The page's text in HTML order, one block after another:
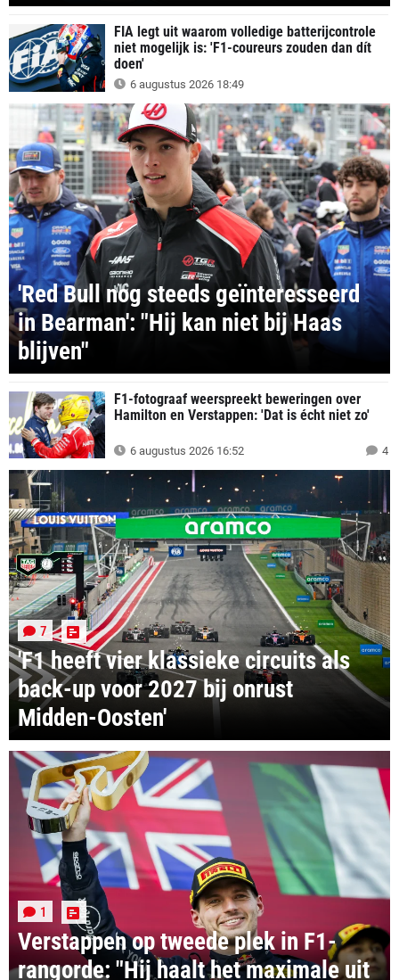
FIA legt uit waarom volledige batterijcontrole
niet mogelijk is: 'F1-coureurs zouden dan dít
doen'
6 augustus 2026 18:49
'Red Bull nog steeds geïnteresseerd
in Bearman': "Hij kan niet bij Haas
blijven"
F1-fotograaf weerspreekt beweringen over
Hamilton en Verstappen: 'Dat is écht niet zo'
6 augustus 2026 16:52 4
'F1 heeft vier klassieke circuits als
back-up voor 2027 bij onrust
Midden-Oosten'
7
Verstappen op tweede plek in F1-
rangorde: "Hij haalt het maximale uit
1